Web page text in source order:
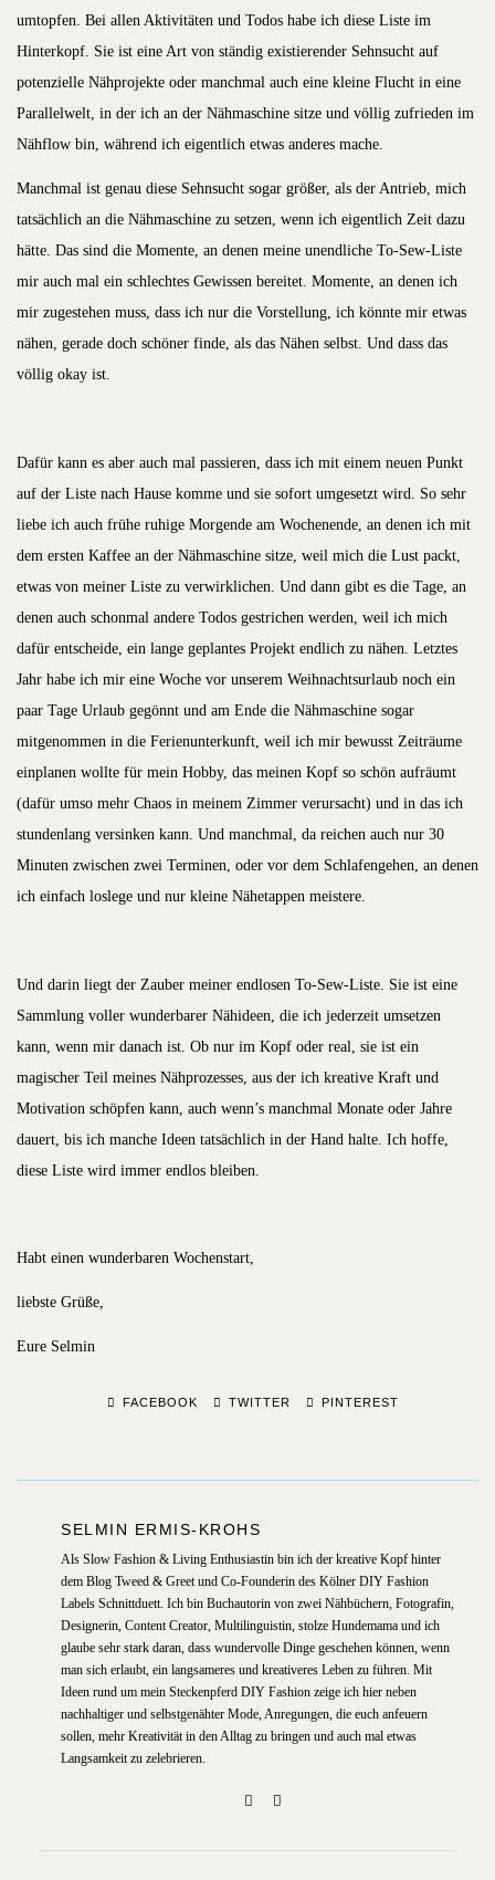
umtopfen. Bei allen Aktivitäten und Todos habe ich diese Liste im
Hinterkopf. Sie ist eine Art von ständig existierender Sehnsucht auf
potenzielle Nähprojekte oder manchmal auch eine kleine Flucht in eine
Parallelwelt, in der ich an der Nähmaschine sitze und völlig zufrieden im
Nähflow bin, während ich eigentlich etwas anderes mache.
Manchmal ist genau diese Sehnsucht sogar größer, als der Antrieb, mich
tatsächlich an die Nähmaschine zu setzen, wenn ich eigentlich Zeit dazu
hätte. Das sind die Momente, an denen meine unendliche To-Sew-Liste
mir auch mal ein schlechtes Gewissen bereitet. Momente, an denen ich
mir zugestehen muss, dass ich nur die Vorstellung, ich könnte mir etwas
nähen, gerade doch schöner finde, als das Nähen selbst. Und dass das
völlig okay ist.
Dafür kann es aber auch mal passieren, dass ich mit einem neuen Punkt
auf der Liste nach Hause komme und sie sofort umgesetzt wird. So sehr
liebe ich auch frühe ruhige Morgende am Wochenende, an denen ich mit
dem ersten Kaffee an der Nähmaschine sitze, weil mich die Lust packt,
etwas von meiner Liste zu verwirklichen. Und dann gibt es die Tage, an
denen auch schonmal andere Todos gestrichen werden, weil ich mich
dafür entscheide, ein lange geplantes Projekt endlich zu nähen. Letztes
Jahr habe ich mir eine Woche vor unserem Weihnachtsurlaub noch ein
paar Tage Urlaub gegönnt und am Ende die Nähmaschine sogar
mitgenommen in die Ferienunterkunft, weil ich mir bewusst Zeiträume
einplanen wollte für mein Hobby, das meinen Kopf so schön aufräumt
(dafür umso mehr Chaos in meinem Zimmer verursacht) und in das ich
stundenlang versinken kann. Und manchmal, da reichen auch nur 30
Minuten zwischen zwei Terminen, oder vor dem Schlafengehen, an denen
ich einfach loslege und nur kleine Nähetappen meistere.
Und darin liegt der Zauber meiner endlosen To-Sew-Liste. Sie ist eine
Sammlung voller wunderbarer Nähideen, die ich jederzeit umsetzen
kann, wenn mir danach ist. Ob nur im Kopf oder real, sie ist ein
magischer Teil meines Nähprozesses, aus der ich kreative Kraft und
Motivation schöpfen kann, auch wenn’s manchmal Monate oder Jahre
dauert, bis ich manche Ideen tatsächlich in der Hand halte. Ich hoffe,
diese Liste wird immer endlos bleiben.
Habt einen wunderbaren Wochenstart,
liebste Grüße,
Eure Selmin
FACEBOOK TWITTER PINTEREST
SELMIN ERMIS-KROHS
Als Slow Fashion & Living Enthusiastin bin ich der kreative Kopf hinter
dem Blog Tweed & Greet und Co-Founderin des Kölner DIY Fashion
Labels Schnittduett. Ich bin Buchautorin von zwei Nähbüchern, Fotografin,
Designerin, Content Creator, Multilinguistin, stolze Hundemama und ich
glaube sehr stark daran, dass wundervolle Dinge geschehen können, wenn
man sich erlaubt, ein langsameres und kreativeres Leben zu führen. Mit
Ideen rund um mein Steckenpferd DIY Fashion zeige ich hier neben
nachhaltiger und selbstgenähter Mode, Anregungen, die euch anfeuern
sollen, mehr Kreativität in den Alltag zu bringen und auch mal etwas
Langsamkeit zu zelebrieren.